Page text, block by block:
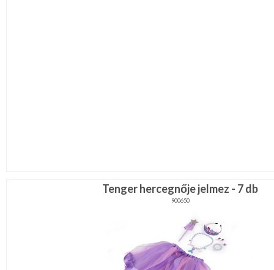
Tenger hercegnője jelmez - 7 db
900650